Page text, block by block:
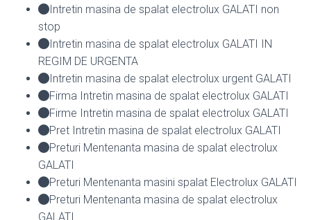
Intretin masina de spalat electrolux GALATI non
stop
Intretin masina de spalat electrolux GALATI IN
REGIM DE URGENTA
Intretin masina de spalat electrolux urgent GALATI
Firma Intretin masina de spalat electrolux GALATI
Firme Intretin masina de spalat electrolux GALATI
Pret Intretin masina de spalat electrolux GALATI
Preturi Mentenanta masina de spalat electrolux
GALATI
Preturi Mentenanta masini spalat Electrolux GALATI
Preturi Mentenanta masina de spalat electrolux
GALATI